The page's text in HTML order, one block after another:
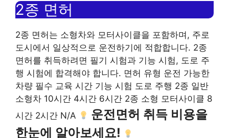
2종 면허
2종 면허는 소형차와 모터사이클을 포함하며, 주로
도시에서 일상적으로 운전하기에 적합합니다. 2종
면허를 취득하려면 필기 시험과 기능 시험, 도로 주
행 시험에 합격해야 합니다. 면허 유형 운전 가능한
차량 필수 교육 시간 기능 시험 도로 주행 2종 일반
소형차 10시간 4시간 6시간 2종 소형 모터사이클 8
시간 2시간 N/A
운전면허 취득 비용을
한눈에 알아보세요!